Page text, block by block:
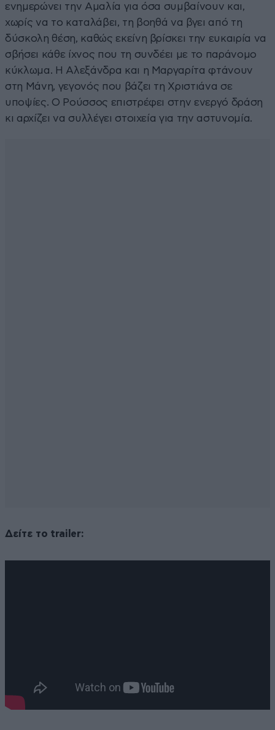
ενημερώνει την Αμαλία για όσα συμβαίνουν και,
χωρίς να το καταλάβει, τη βοηθά να βγει από τη
δύσκολη θέση, καθώς εκείνη βρίσκει την ευκαιρία να
σβήσει κάθε ίχνος που τη συνδέει με το παράνομο
κύκλωμα. Η Αλεξάνδρα και η Μαργαρίτα φτάνουν
στη Μάνη, γεγονός που βάζει τη Χριστιάνα σε
υποψίες. Ο Ρούσσος επιστρέφει στην ενεργό δράση
κι αρχίζει να συλλέγει στοιχεία για την αστυνομία.
Δείτε το trailer: